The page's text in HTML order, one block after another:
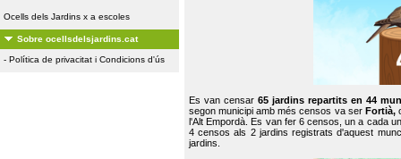
Ocells dels Jardins x a escoles
Sobre ocellsdelsjardins.cat
- Política de privacitat i Condicions d'ús
Es van censar65 jardins repartits en 44
segon municipi amb més censos va ser Fortià,
l'Alt Empordà. Es van fer 6 censos, un a cada
4 censos als 2 jardins registrats d'aquest
jardins.